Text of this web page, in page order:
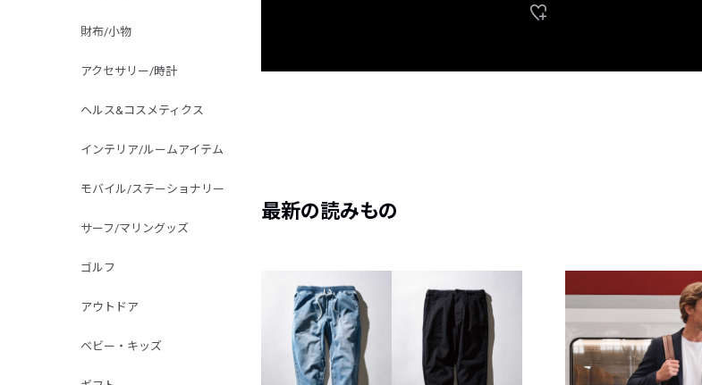
財布/小物
アクセサリー/時計
ヘルス&コスメティクス
インテリア/ルームアイテム
モバイル/ステーショナリー
サーフ/マリングッズ
ゴルフ
アウトドア
ベビー・キッズ
最新の読みもの